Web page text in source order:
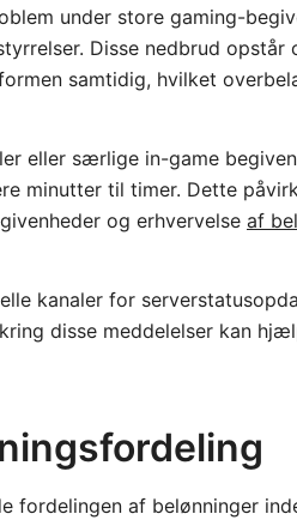
under store gaming-
Disse nedbrud opstår
samtidig, hvilket
eller særlige in-game
minutter til timer. Dette
og erhvervelse af
kanaler for
disse meddelelser kan
fordelingen af belønninger